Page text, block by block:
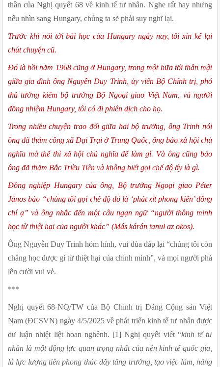
thần của Nghị quyết 68 về kinh tế tư nhân. Nghe rất hay nhưng
nếu nhìn sang Hungary, chúng ta sẽ phải suy nghĩ lại.
Trước khi nói tới bài học của Hungary ngày nay, tôi xin kể lại
chút chuyện cũ.
Đó là hồi năm 1968 cũng ở Hungary, trong một bữa tối thân mật
giữa gia đình ông Nguyễn Duy Trinh, ủy viên Bộ Chính trị, phó
thủ tướng kiêm bộ trưởng Bộ Ngoại giao Việt Nam, và người
đồng nhiệm Hungary, tôi có đi phiên dịch cho họ.
Trong nhiều chuyện trao đổi giữa hai bộ trưởng, ông Trinh nói
ông đã thăm công xã Đại Trại ở Trung Quốc, ông bảo xã hội chủ
nghĩa mà thế thì xã hội chủ nghĩa để làm gì. Và ông cũng bảo
ông đã thăm Bắc Triều Tiên và không biết gọi chế độ ấy là gì.
Đồng nghiệp Hungary của ông, Bộ trưởng Ngoại giao Péter
János bảo “chúng tôi gọi chế độ đó là ‘phát xít phong kiến’ đồng
chí ạ” và ông nhắc đến một câu ngạn ngữ “người thông minh
học từ thiệt hại của người khác” (Más kárán tanul az okos).
Ông Nguyễn Duy Trinh hóm hỉnh, vui đùa đáp lại “chúng tôi còn
chẳng học được gì từ thiệt hại của chính mình”, và mọi người phá
lên cười vui vẻ.
***
Nghị quyết 68-NQ/TW của Bộ Chính trị Đảng Cộng sản Việt
Nam (ĐCSVN) ngày 4/5/2025 về phát triển kinh tế tư nhân được
dư luận nhiệt liệt hoan nghênh. [1] Nghị quyết viết “kinh tế tư
nhân là một động lực quan trọng nhất của nền kinh tế quốc gia,
là lực lượng tiên phong thúc đẩy tăng trưởng, tạo việc làm, năng